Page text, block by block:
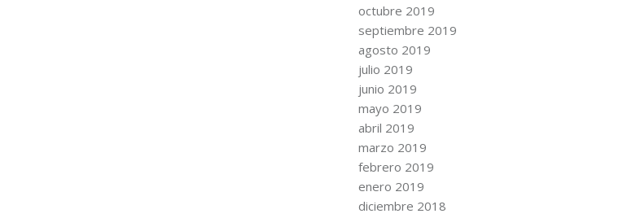
octubre 2019
septiembre 2019
agosto 2019
julio 2019
junio 2019
mayo 2019
abril 2019
marzo 2019
febrero 2019
enero 2019
diciembre 2018